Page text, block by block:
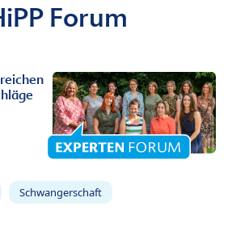
Forum
Schwangerschaft